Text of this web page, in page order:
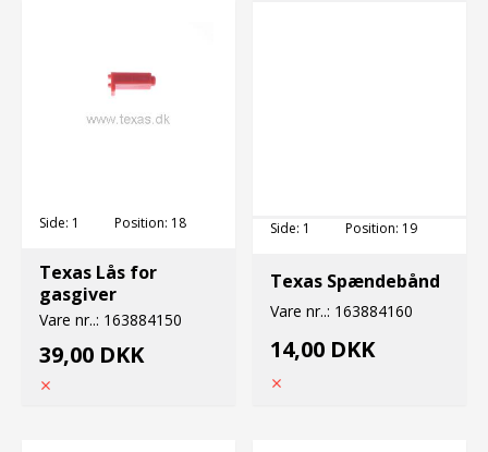
Side: 1 Position: 18
Texas Lås for
gasgiver
Vare nr..: 163884150
39,00 DKK
Side: 1 Position: 19
Texas Spændebånd
Vare nr..: 163884160
14,00 DKK